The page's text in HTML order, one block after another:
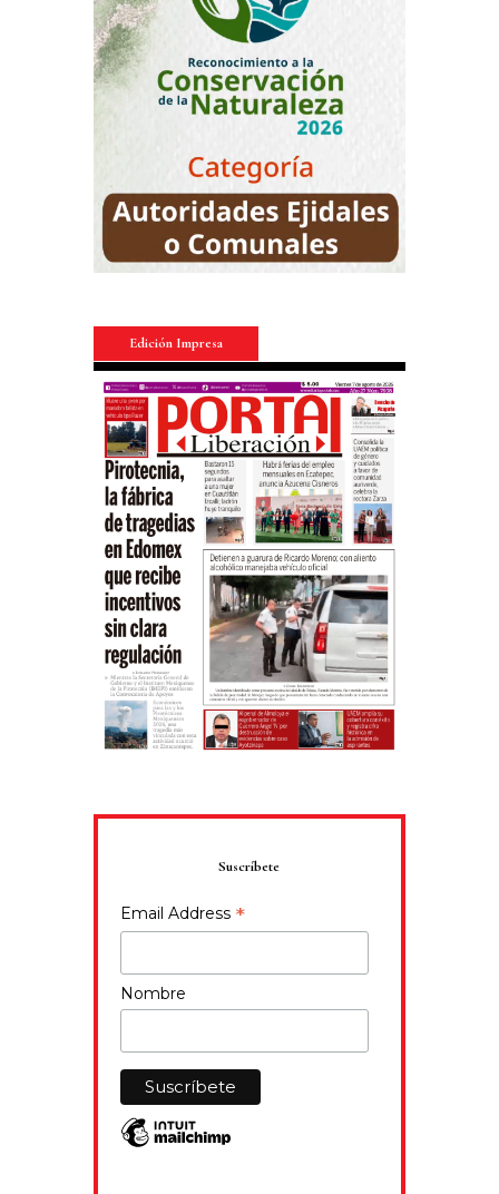
Edición Impresa
Suscríbete
Email Address *
Nombre